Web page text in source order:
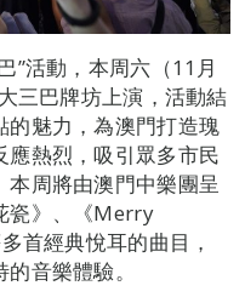
”活動，本周六（11月
三巴牌坊上演，活動結
的魅力，為澳門打造瑰
應熱烈，吸引眾多市民
周將由澳門中樂團呈
瓷》、《Merry
首經典悅耳的曲目，
音樂體驗。